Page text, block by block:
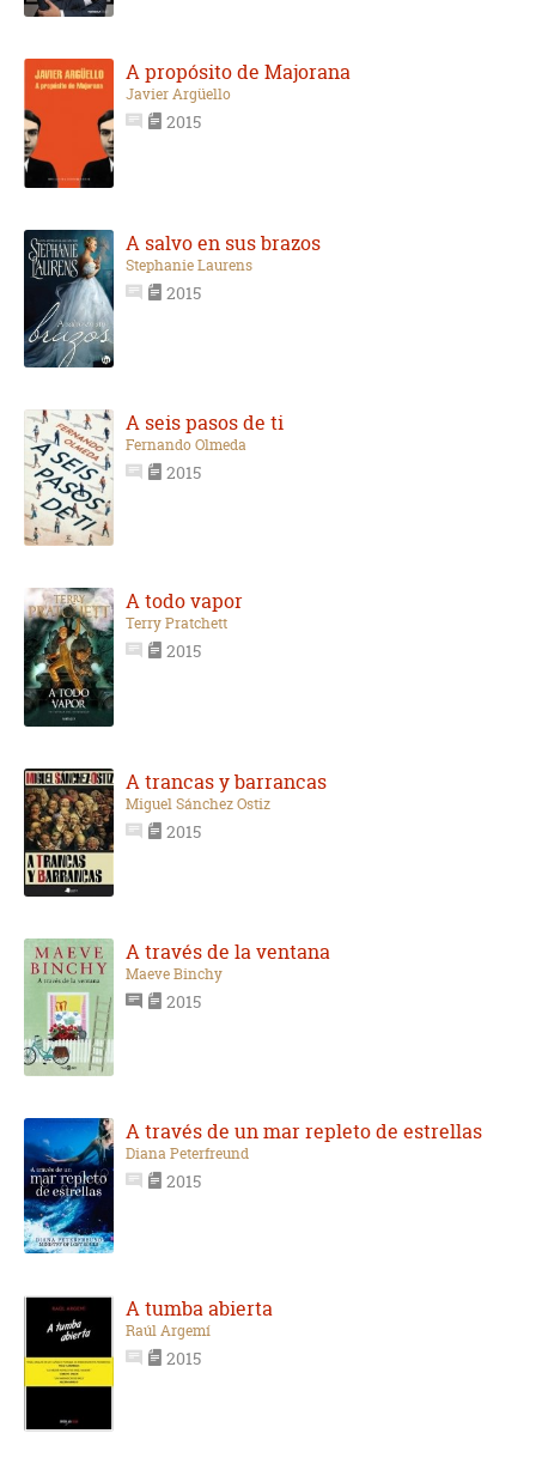
A propósito de Majorana
Javier Argüello
2015
A salvo en sus brazos
Stephanie Laurens
2015
A seis pasos de ti
Fernando Olmeda
2015
A todo vapor
Terry Pratchett
2015
A trancas y barrancas
Miguel Sánchez Ostiz
2015
A través de la ventana
Maeve Binchy
2015
A través de un mar repleto de estrellas
Diana Peterfreund
2015
A tumba abierta
Raúl Argemí
2015